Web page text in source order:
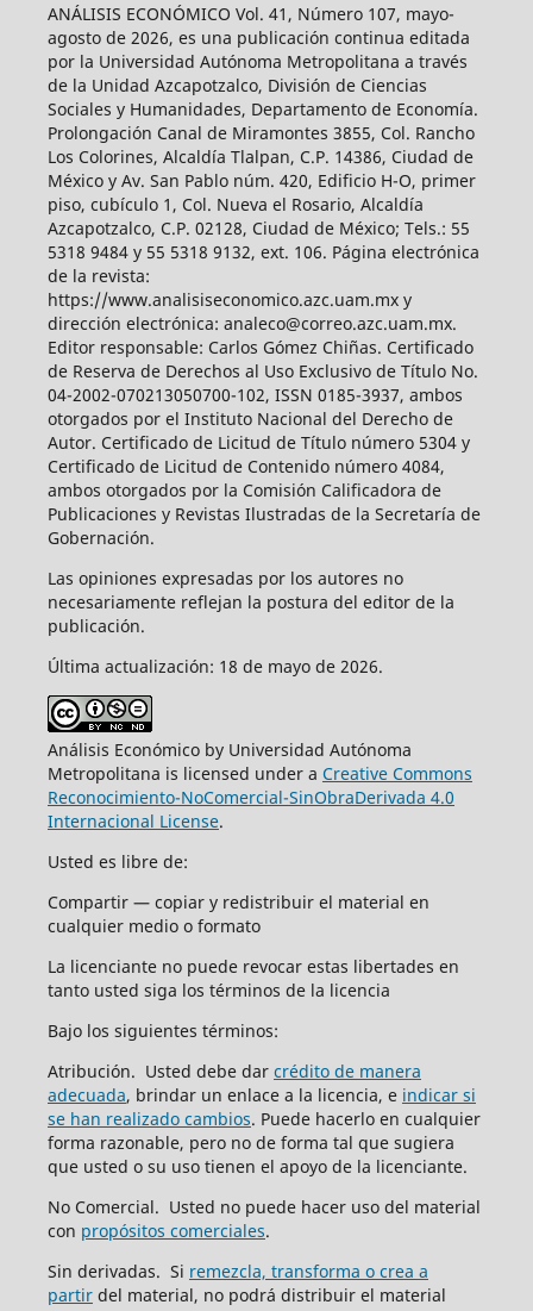
ANÁLISIS ECONÓMICO Vol. 41, Número 107, mayo-
agosto de 2026, es una publicación continua editada
por la Universidad Autónoma Metropolitana a través
de la Unidad Azcapotzalco, División de Ciencias
Sociales y Humanidades, Departamento de Economía.
Prolongación Canal de Miramontes 3855, Col. Rancho
Los Colorines, Alcaldía Tlalpan, C.P. 14386, Ciudad de
México y Av. San Pablo núm. 420, Edificio H-O, primer
piso, cubículo 1, Col. Nueva el Rosario, Alcaldía
Azcapotzalco, C.P. 02128, Ciudad de México; Tels.: 55
5318 9484 y 55 5318 9132, ext. 106. Página electrónica
de la revista:
https://www.analisiseconomico.azc.uam.mx y
dirección electrónica: analeco@correo.azc.uam.mx.
Editor responsable: Carlos Gómez Chiñas. Certificado
de Reserva de Derechos al Uso Exclusivo de Título No.
04-2002-070213050700-102, ISSN 0185-3937, ambos
otorgados por el Instituto Nacional del Derecho de
Autor. Certificado de Licitud de Título número 5304 y
Certificado de Licitud de Contenido número 4084,
ambos otorgados por la Comisión Calificadora de
Publicaciones y Revistas Ilustradas de la Secretaría de
Gobernación.
Las opiniones expresadas por los autores no
necesariamente reflejan la postura del editor de la
publicación.
Última actualización: 18 de mayo de 2026.
Análisis Económico by Universidad Autónoma
Metropolitana is licensed under a Creative Commons
Reconocimiento-NoComercial-SinObraDerivada 4.0
Internacional License.
Usted es libre de:
Compartir — copiar y redistribuir el material en
cualquier medio o formato
La licenciante no puede revocar estas libertades en
tanto usted siga los términos de la licencia
Bajo los siguientes términos:
Atribución. Usted debe dar crédito de manera
adecuada, brindar un enlace a la licencia, e indicar si
se han realizado cambios. Puede hacerlo en cualquier
forma razonable, pero no de forma tal que sugiera
que usted o su uso tienen el apoyo de la licenciante.
No Comercial. Usted no puede hacer uso del material
con propósitos comerciales.
Sin derivadas. Si remezcla, transforma o crea a
partirdel material, no podrá distribuir el material